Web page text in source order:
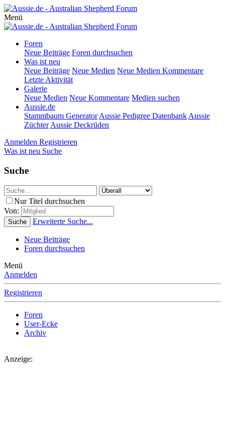
Menü
Foren
Neue Beiträge Foren durchsuchen
Was ist neu
Neue Beiträge Neue Medien Neue Medien Kommentare
Letzte Aktivität
Galerie
Neue Medien Neue Kommentare Medien suchen
Aussie.de
Stammbaum Generator Aussie Pedigree Datenbank Aussie
Züchter Aussie Deckrüden
Anmelden Registrieren
Was ist neu Suche
Suche
Nur Titel durchsuchen
Von:
Suche Erweiterte Suche...
Neue Beiträge
Foren durchsuchen
Menü
Anmelden
Registrieren
Foren
User-Ecke
Archiv
Anzeige: